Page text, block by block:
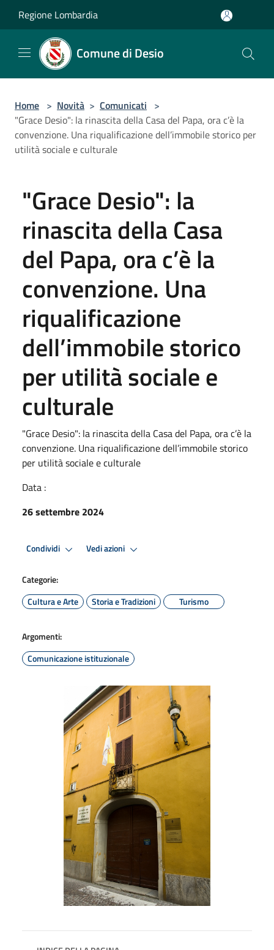
Regione Lombardia
Comune di Desio
Home > Novità > Comunicati >
"Grace Desio": la rinascita della Casa del Papa, ora c’è la
convenzione. Una riqualificazione dell’immobile storico per
utilità sociale e culturale
"Grace Desio": la
rinascita della Casa
del Papa, ora c’è la
convenzione. Una
riqualificazione
dell’immobile storico
per utilità sociale e
culturale
"Grace Desio": la rinascita della Casa del Papa, ora c’è la
convenzione. Una riqualificazione dell’immobile storico
per utilità sociale e culturale
Data :
26 settembre 2024
Condividi Vedi azioni
Categorie:
Cultura e Arte
Storia e Tradizioni Turismo
Argomenti:
Comunicazione istituzionale